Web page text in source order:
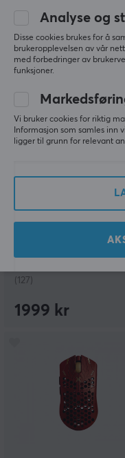
1890 kr
(127)
1999 kr
Analyse og
Disse cookies brukes for å
brukeropplevelsen av vår
med forbedringer av
funksjoner.
Vi bruker cookies for riktig
Informasjon som samles inn
ligger til grunn for relevant